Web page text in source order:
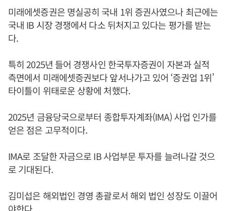
미래에셋증권은 명실공히 국내 1위 증권사였으나 최근에는
국내 IB 시장 경쟁에서 다소 뒤처지고 있다는 평가를 받는
다.
특히 2025년 들어 경쟁사인 한국투자증권이 자본과 실적
측면에서 미래에셋증권보다 앞서나가고 있어 ‘증권업 1위’
타이틀이 위태로운 상황에 처했다.
2025년 금융당국으로부터 종합투자계좌(IMA) 사업 인가를
얻은 점은 고무적이다.
IMA로 조달한 자금으로 IB 사업부문 투자를 늘려나갈 것으
로 기대된다.
김미섭은 해외법인 경영 총괄로서 해외 법인 성장도 이끌어
야한다.